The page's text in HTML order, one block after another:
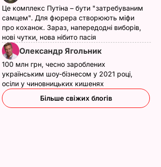
цьому ваш
не буде
добриво
00.20
Це комплекс Путіна – бути "затребуваним
самцем". Для фюрера створюють міфи
про коханок. Зараз, напередодні виборів,
нові чутки, нова нібито пасія
Олександр Ягольник
100 млн грн, чесно зароблених
українським шоу-бізнесом у 2021 році,
осіли у чиновницьких кишенях
Більше свіжих блогів